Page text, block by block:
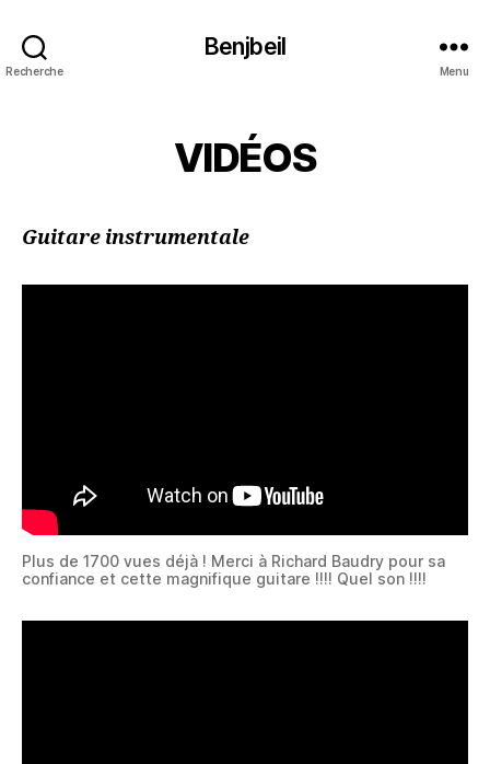
Recherche
Benjbeil
Menu
VIDÉOS
Guitare instrumentale
Plus de 1700 vues déjà ! Merci à Richard Baudry pour sa
confiance et cette magnifique guitare !!!! Quel son !!!!